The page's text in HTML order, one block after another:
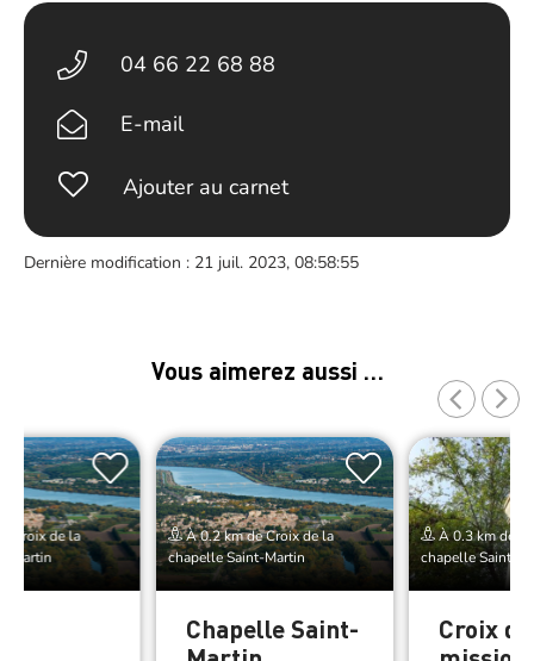
04 66 22 68 88
E-mail
Ajouter au carnet
Dernière modification : 21 juil. 2023, 08:58:55
Vous aimerez aussi …
Croix de la
Martin
À 0.2 km de Croix de la
chapelle Saint-Martin
Chapelle Saint-
À 0.3 km de
chapelle Saint-
Croix de